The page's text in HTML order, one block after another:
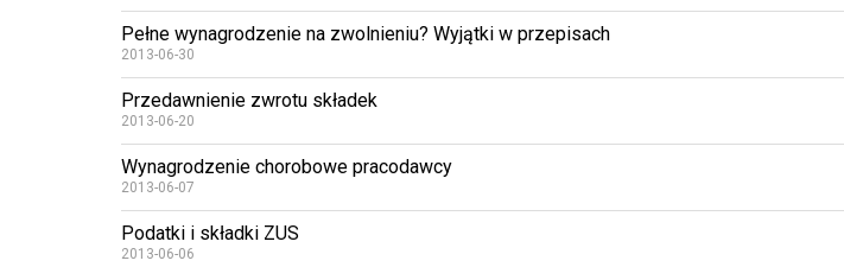
Pełne wynagrodzenie na zwolnieniu? Wyjątki w przepisach
2013-06-30
Przedawnienie zwrotu składek
2013-06-20
Wynagrodzenie chorobowe pracodawcy
2013-06-07
Podatki i składki ZUS
2013-06-06